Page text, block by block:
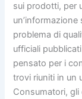
sui prodotti, per
problema di
ufficiali
pensato per i
trovi riuniti in un
Consumatori, gli